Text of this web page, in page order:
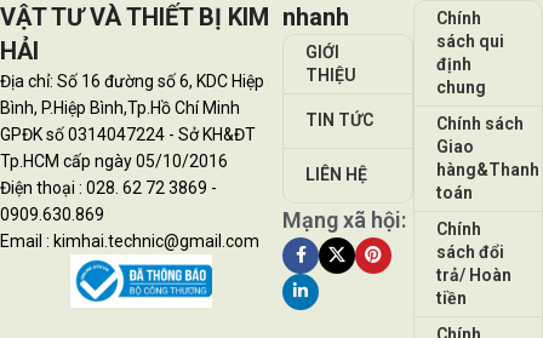
VẬT TƯ VÀ THIẾT BỊ KIM
HẢI
Địa chỉ: Số 16 đường số 6, KDC Hiệp
Bình, P.Hiệp Bình,Tp.Hồ Chí Minh
GPĐK số 0314047224 - Sở KH&ĐT
Tp.HCM cấp ngày 05/10/2016
Điện thoại : 028. 62 72 3869 -
0909.630.869
Email : kimhai.technic@gmail.com
nhanh
GIỚI
THIỆU
TIN TỨC
LIÊN HỆ
Mạng xã hội:
Chính
sách qui
định
chung
Chính sách
Giao
hàng&Thanh
toán
Chính
sách đổi
trả/ Hoàn
tiền
Chính